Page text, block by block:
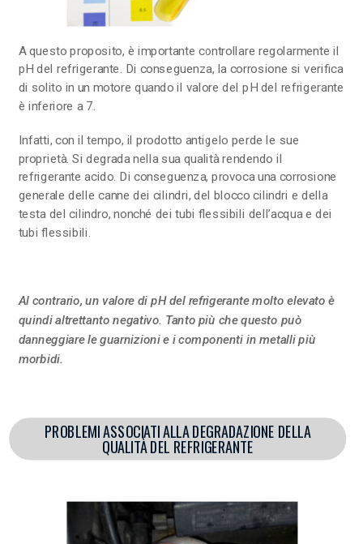
A questo proposito, è importante controllare regolarmente il
pH del refrigerante. Di conseguenza, la corrosione si verifica
di solito in un motore quando il valore del pH del refrigerante
è inferiore a 7.
Infatti, con il tempo, il prodotto antigelo perde le sue
proprietà. Si degrada nella sua qualità rendendo il
refrigerante acido. Di conseguenza, provoca una corrosione
generale delle canne dei cilindri, del blocco cilindri e della
testa del cilindro, nonché dei tubi flessibili dell’acqua e dei
tubi flessibili.
Al contrario, un valore di pH del refrigerante molto elevato è
quindi altrettanto negativo. Tanto più che questo può
danneggiare le guarnizioni e i componenti in metalli più
morbidi.
PROBLEMI ASSOCIATI ALLA DEGRADAZIONE DELLA
QUALITÀ DEL REFRIGERANTE